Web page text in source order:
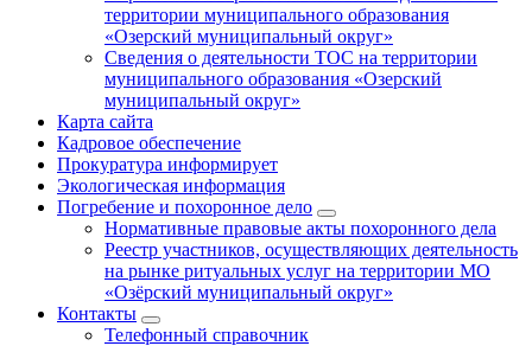
территории муниципального образования
«Озерский муниципальный округ»
Сведения о деятельности ТОС на территории
муниципального образования «Озерский
муниципальный округ»
Карта сайта
Кадровое обеспечение
Прокуратура информирует
Экологическая информация
Погребение и похоронное дело
Нормативные правовые акты похоронного дела
Реестр участников, осуществляющих деятельность
на рынке ритуальных услуг на территории МО
«Озёрский муниципальный округ»
Контакты
Телефонный справочник